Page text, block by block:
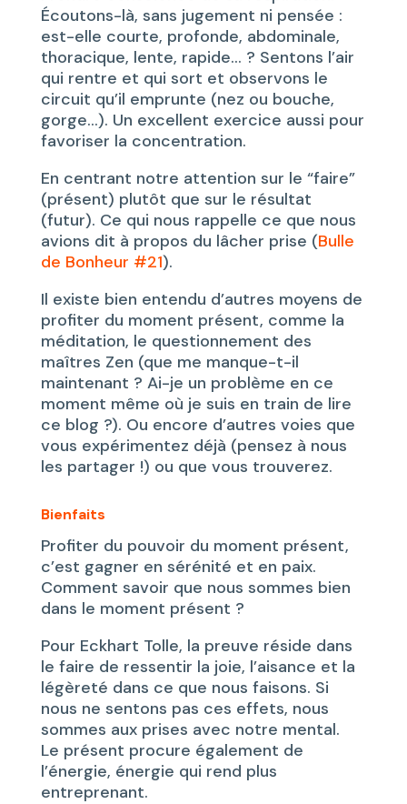
Écoutons-là, sans jugement ni pensée :
est-elle courte, profonde, abdominale,
thoracique, lente, rapide… ? Sentons l’air
qui rentre et qui sort et observons le
circuit qu’il emprunte (nez ou bouche,
gorge…). Un excellent exercice aussi pour
favoriser la concentration.
En centrant notre attention sur le “faire”
(présent) plutôt que sur le résultat
(futur). Ce qui nous rappelle ce que nous
avions dit à propos du lâcher prise (Bulle
de Bonheur #21).
Il existe bien entendu d’autres moyens de
profiter du moment présent, comme la
méditation, le questionnement des
maîtres Zen (que me manque-t-il
maintenant ? Ai-je un problème en ce
moment même où je suis en train de lire
ce blog ?). Ou encore d’autres voies que
vous expérimentez déjà (pensez à nous
les partager !) ou que vous trouverez.
Bienfaits
Profiter du pouvoir du moment présent,
c’est gagner en sérénité et en paix.
Comment savoir que nous sommes bien
dans le moment présent ?
Pour Eckhart Tolle, la preuve réside dans
le faire de ressentir la joie, l’aisance et la
légèreté dans ce que nous faisons. Si
nous ne sentons pas ces effets, nous
sommes aux prises avec notre mental.
Le présent procure également de
l’énergie, énergie qui rend plus
entreprenant.